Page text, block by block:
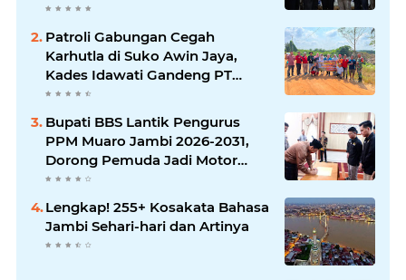
Patroli Gabungan Cegah
Karhutla di Suko Awin Jaya,
Kades Idawati Gandeng PT
BBB-S, TNI dan BPD
Bupati BBS Lantik Pengurus
PPM Muaro Jambi 2026-2031,
Dorong Pemuda Jadi Motor
Perubahan
Lengkap! 255+ Kosakata Bahasa
Jambi Sehari-hari dan Artinya